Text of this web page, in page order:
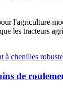
l'agriculture
les tracteurs
de